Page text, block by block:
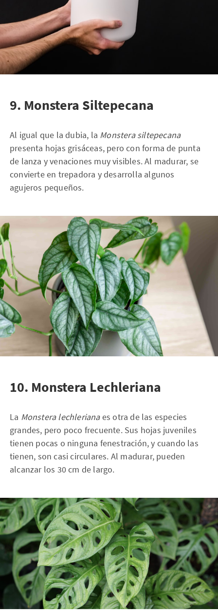
9. Monstera Siltepecana
Al igual que la dubia, la Monstera siltepecana
presenta hojas grisáceas, pero con forma de punta
de lanza y venaciones muy visibles. Al madurar, se
convierte en trepadora y desarrolla algunos
agujeros pequeños.
10. Monstera Lechleriana
La Monstera lechlerianaes otra de las especies
grandes, pero poco frecuente. Sus hojas juveniles
tienen pocas o ninguna fenestración, y cuando las
tienen, son casi circulares. Al madurar, pueden
alcanzar los 30 cm de largo.